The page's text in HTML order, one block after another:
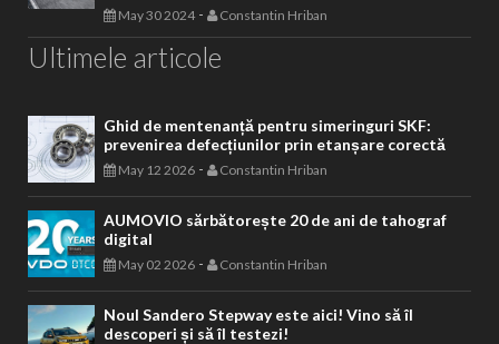
May 30 2024- Constantin Hriban
Ultimele articole
Ghid de mentenanță pentru simeringuri SKF:
prevenirea defecțiunilor prin etanșare corectă
May 12 2026 - Constantin Hriban
AUMOVIO sărbătorește 20 de ani de tahograf
digital
May 02 2026 - Constantin Hriban
Noul Sandero Stepway este aici! Vino să îl
descoperi și să îl testezi!